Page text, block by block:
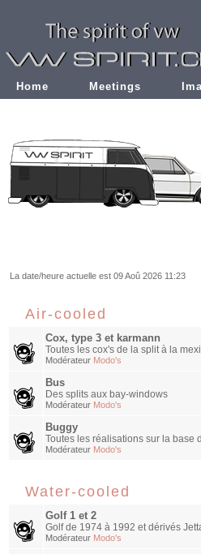
Home Meetings
La date/heure actuelle est 09 Aoû 2026 11:23
Air-cooled
Cox, type 3 et karmann
Toutes les cox's de la split à la
Modérateur Modo's
Bus
Des splits aux bay-windows
Modérateur Modo's
Buggy
Toutes les réalisations sur la base
Modérateur Modo's
Water-cooled
Golf 1 et 2
Golf de 1974 à 1992 et dérivés
Modérateur Modo's